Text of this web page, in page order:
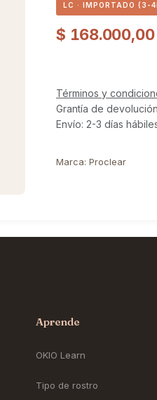
LC · IMPORTADO (3-
$ 168.000,00
Términos y
Grantía de
Envío: 2-3 días
Marca: Proclear
Aprende
OKIO Learn
Tipo de rostro